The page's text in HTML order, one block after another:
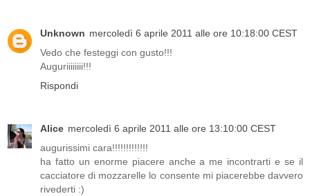
Unknown mercoledì 6 aprile 2011 alle ore 10:18:00 CEST
Vedo che festeggi con gusto!!!
Auguriiiiiiii!!!
Rispondi
Alice mercoledì 6 aprile 2011 alle ore 13:10:00 CEST
augurissimi cara!!!!!!!!!!!!!
ha fatto un enorme piacere anche a me incontrarti e se il
cacciatore di mozzarelle lo consente mi piacerebbe davvero
rivederti :)